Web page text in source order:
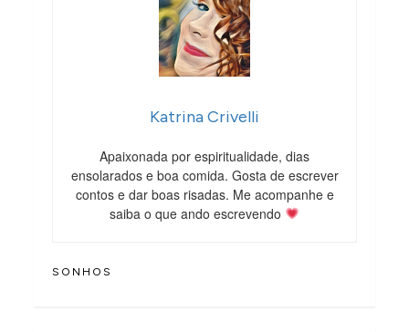
Katrina Crivelli
Apaixonada por espiritualidade, dias
ensolarados e boa comida. Gosta de escrever
contos e dar boas risadas. Me acompanhe e
saiba o que ando escrevendo
SONHOS